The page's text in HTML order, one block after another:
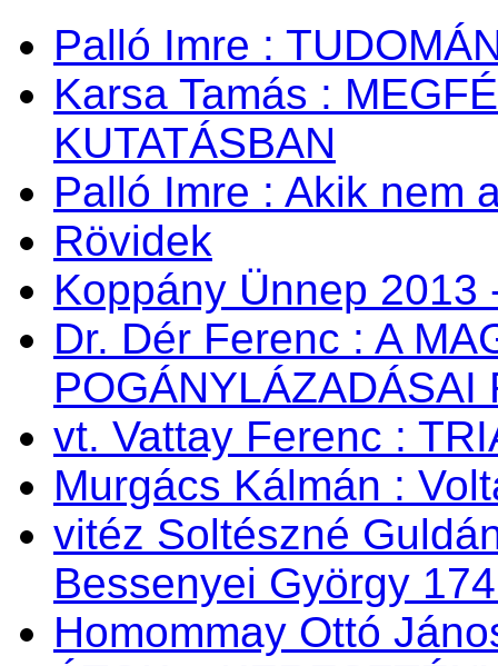
Palló Imre :
Karsa Tamás :
KUTATÁSBAN
Palló Imre : Akik nem
Rövidek
Koppány Ünnep
Dr. Dér Ferenc : A
POGÁNYLÁZADÁSAI
vt. Vattay Ferenc :
Murgács Kálmán :
vitéz Soltészné
Bessenyei György
Homommay Ottó